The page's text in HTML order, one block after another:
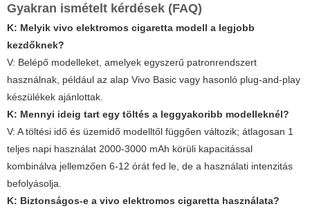
Gyakran ismételt kérdések (FAQ)
K: Melyik vivo elektromos cigaretta modell a legjobb
kezdőknek?
V: Belépő modelleket, amelyek egyszerű patronrendszert
használnak, például az alap Vivo Basic vagy hasonló plug-and-play
készülékek ajánlottak.
K: Mennyi ideig tart egy töltés a leggyakoribb modelleknél?
V: A töltési idő és üzemidő modelltől függően változik; átlagosan 1
teljes napi használat 2000-3000 mAh körüli kapacitással
kombinálva jellemzően 6-12 órát fed le, de a használati intenzitás
befolyásolja.
K: Biztonságos-e a vivo elektromos cigaretta használata?